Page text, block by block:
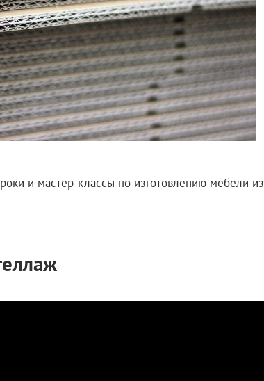
и мастер-классы по изготовлению мебели из